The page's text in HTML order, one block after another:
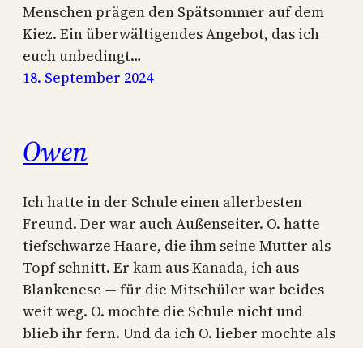
Menschen prägen den Spätsommer auf dem
Kiez. Ein überwältigendes Angebot, das ich
euch unbedingt…
18. September 2024
Owen
Ich hatte in der Schule einen allerbesten
Freund. Der war auch Außenseiter. O. hatte
tiefschwarze Haare, die ihm seine Mutter als
Topf schnitt. Er kam aus Kanada, ich aus
Blankenese — für die Mitschüler war beides
weit weg. O. mochte die Schule nicht und
blieb ihr fern. Und da ich O. lieber mochte als